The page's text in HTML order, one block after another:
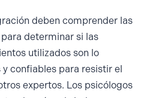
deben comprender las
determinar si las
utilizados son lo
confiables para resistir el
expertos. Los psicólogos